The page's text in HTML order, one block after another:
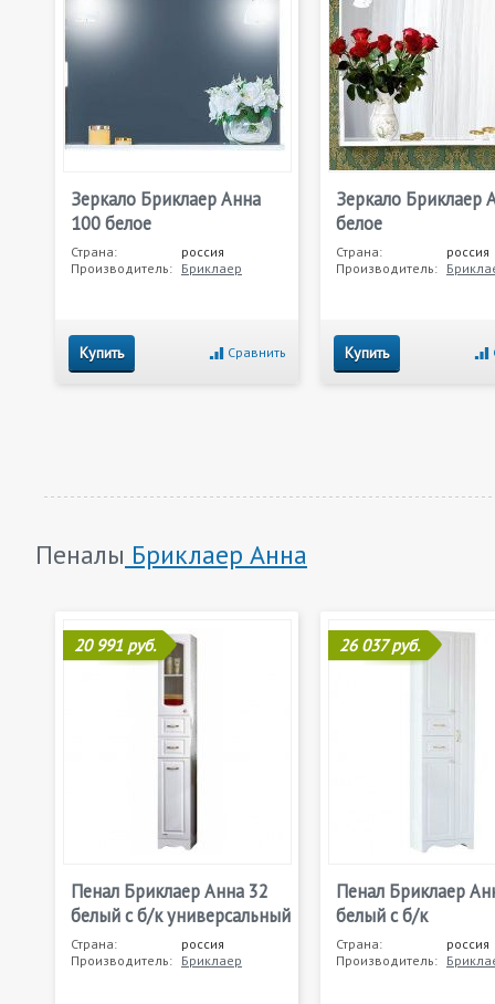
Зеркало Бриклаер Анна
100 белое
Страна:
россия
Производитель: Бриклаер
Купить Сравнить
Зеркало Бриклаер
белое
Страна:
россия
Производитель:
Купить
Пеналы Бриклаер Анна
20 991 руб.
Пенал Бриклаер Анна 32
белый с б/к универсальный
Страна:
россия
Производитель: Бриклаер
26 037 руб.
Пенал Бриклаер
белый с б/к
Страна:
россия
Производитель: